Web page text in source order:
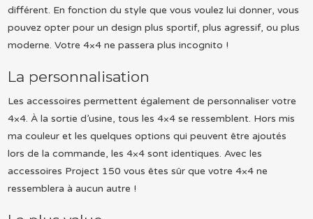
différent. En fonction du style que vous voulez lui donner, vous
pouvez opter pour un design plus sportif, plus agressif, ou plus
moderne. Votre 4×4 ne passera plus incognito !
La personnalisation
Les accessoires permettent également de personnaliser votre
4×4. À la sortie d’usine, tous les 4×4 se ressemblent. Hors mis
ma couleur et les quelques options qui peuvent être ajoutés
lors de la commande, les 4×4 sont identiques. Avec les
accessoires Project 150 vous êtes sûr que votre 4×4 ne
ressemblera à aucun autre !